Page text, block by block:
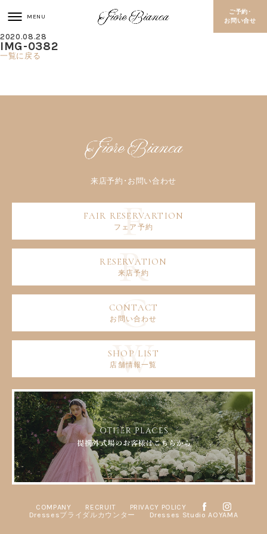
ご予約･
お問い合せ
2020.08.28
IMG-0382
一覧に戻る
フェア予約
来店予約
お問い合わせ
店舗情報一覧
COMPANY RECRUIT
PRIVACY POLICY
Dressesブライダルカウンター
Dresses Studio AOYAMA